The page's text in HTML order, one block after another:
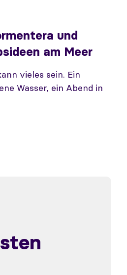
und
am Meer
vieles sein. Ein
Wasser, ein Abend in